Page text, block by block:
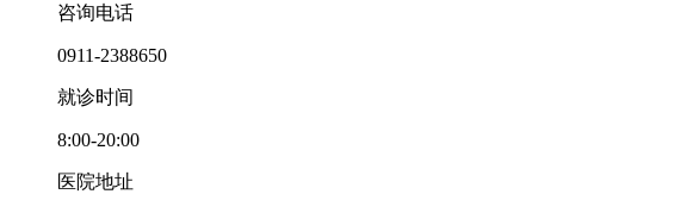
咨询电话
0911-2388650
就诊时间
8:00-20:00
医院地址